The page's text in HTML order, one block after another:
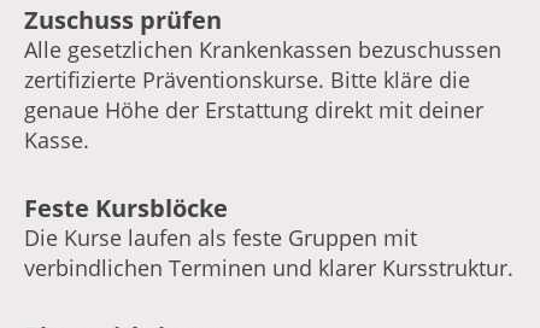
Zuschuss prüfen
Alle gesetzlichen Krankenkassen bezuschussen
zertifizierte Präventionskurse. Bitte kläre die
genaue Höhe der Erstattung direkt mit deiner
Kasse.
Feste Kursblöcke
Die Kurse laufen als feste Gruppen mit
verbindlichen Terminen und klarer Kursstruktur.